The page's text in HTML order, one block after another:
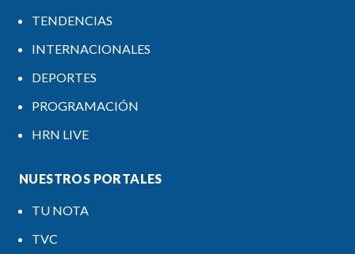
TENDENCIAS
INTERNACIONALES
DEPORTES
PROGRAMACIÓN
HRN LIVE
NUESTROS PORTALES
TU NOTA
TVC